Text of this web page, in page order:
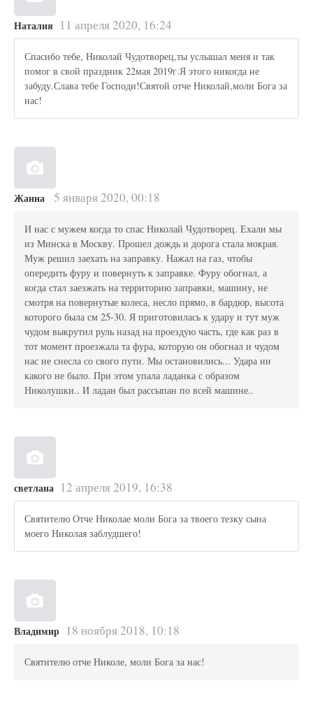
Наталия 11 апреля 2020, 16:24
Спасибо тебе, Николай Чудотворец,ты услышал меня и так
помог в свой праздник 22мая 2019г.Я этого никогда не
забуду.Слава тебе Господи!Святой отче Николай,моли Бога за
нас!
Жанна 5 января 2020, 00:18
И нас с мужем когда то спас Николай Чудотворец. Ехали мы
из Минска в Москву. Прошел дождь и дорога стала мокрая.
Муж решил заехать на заправку. Нажал на газ, чтобы
опередить фуру и повернуть к заправке. Фуру обогнал, а
когда стал заезжать на территорию заправки, машину, не
смотря на повернутые колеса, несло прямо, в бардюр, высота
которого была см 25-30. Я приготовилась к удару и тут муж
чудом выкрутил руль назад на проездую часть, где как раз в
тот момент проезжала та фура, которую он обогнал и чудом
нас не снесла со свого пути. Мы остановились... Удара ни
какого не было. При этом упала ладанка с образом
Николушки.. И ладан был рассыпан по всей машине..
светлана 12 апреля 2019, 16:38
Святителю Отче Николае моли Бога за твоего тезку сына
моего Николая заблудшего!
Владимир 18 ноября 2018, 10:18
Святителю отче Николе, моли Бога за нас!